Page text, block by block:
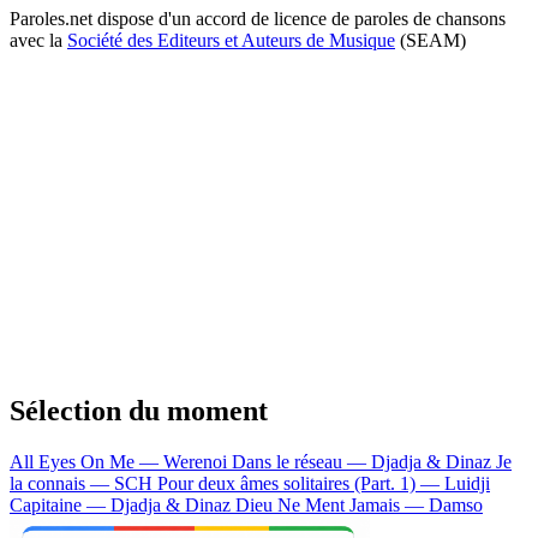
Paroles.net dispose d'un accord de licence de paroles de chansons
avec la Société des Editeurs et Auteurs de Musique (SEAM)
Sélection du moment
All Eyes On Me — Werenoi Dans le réseau — Djadja & Dinaz Je
la connais — SCH Pour deux âmes solitaires (Part. 1) — Luidji
Capitaine — Djadja & Dinaz Dieu Ne Ment Jamais — Damso